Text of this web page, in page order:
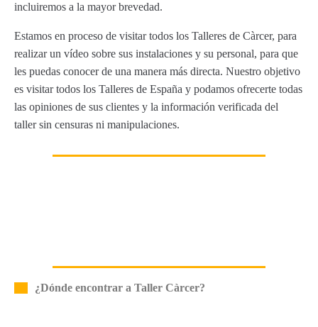
incluiremos a la mayor brevedad.
Estamos en proceso de visitar todos los Talleres de Càrcer, para
realizar un vídeo sobre sus instalaciones y su personal, para que
les puedas conocer de una manera más directa. Nuestro objetivo
es visitar todos los Talleres de España y podamos ofrecerte todas
las opiniones de sus clientes y la información verificada del
taller sin censuras ni manipulaciones.
¿Dónde encontrar a Taller Càrcer?